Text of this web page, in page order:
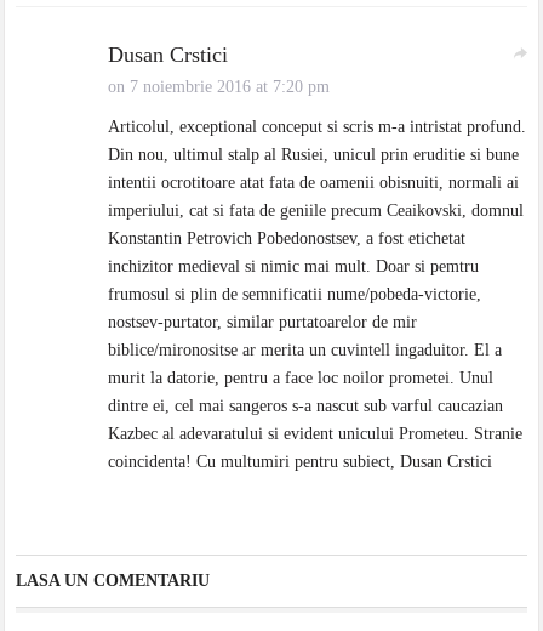
Dusan Crstici
on 7 noiembrie 2016 at 7:20 pm
Articolul, exceptional conceput si scris m-a intristat profund.
Din nou, ultimul stalp al Rusiei, unicul prin eruditie si bune
intentii ocrotitoare atat fata de oamenii obisnuiti, normali ai
imperiului, cat si fata de geniile precum Ceaikovski, domnul
Konstantin Petrovich Pobedonostsev, a fost etichetat
inchizitor medieval si nimic mai mult. Doar si pemtru
frumosul si plin de semnificatii nume/pobeda-victorie,
nostsev-purtator, similar purtatoarelor de mir
biblice/mironositse ar merita un cuvintell ingaduitor. El a
murit la datorie, pentru a face loc noilor prometei. Unul
dintre ei, cel mai sangeros s-a nascut sub varful caucazian
Kazbec al adevaratului si evident unicului Prometeu. Stranie
coincidenta! Cu multumiri pentru subiect, Dusan Crstici
LASA UN COMENTARIU